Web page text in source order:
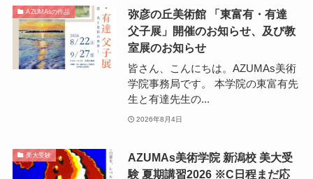
AZUMAsの作品
弥彦の丘美術館 「東富有・有達
父子展」開催のお知らせ、及び教
室展のお知らせ
皆さん、こんにちは。AZUMAs美術
学院事務局です。 本学院の東富有先
生と有達先生の...
2026年8月4日
美大受験
AZUMAs美術学院 新潟校 美大受
験 夏期講習2026 ※C日程まだ応